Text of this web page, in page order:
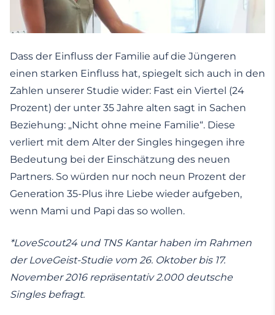
Dass der Einfluss der Familie auf die Jüngeren
einen starken Einfluss hat, spiegelt sich auch in den
Zahlen unserer Studie wider: Fast ein Viertel (24
Prozent) der unter 35 Jahre alten sagt in Sachen
Beziehung: „Nicht ohne meine Familie“. Diese
verliert mit dem Alter der Singles hingegen ihre
Bedeutung bei der Einschätzung des neuen
Partners. So würden nur noch neun Prozent der
Generation 35-Plus ihre Liebe wieder aufgeben,
wenn Mami und Papi das so wollen.
*LoveScout24 und TNS Kantar haben im Rahmen
der LoveGeist-Studie vom 26. Oktober bis 17.
November 2016 repräsentativ 2.000 deutsche
Singles befragt.